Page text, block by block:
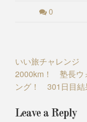
0
Post
navigation
いい旅チャレンジ
2000km！ 塾長ウ
ング！ 301日目結
Leave a Reply